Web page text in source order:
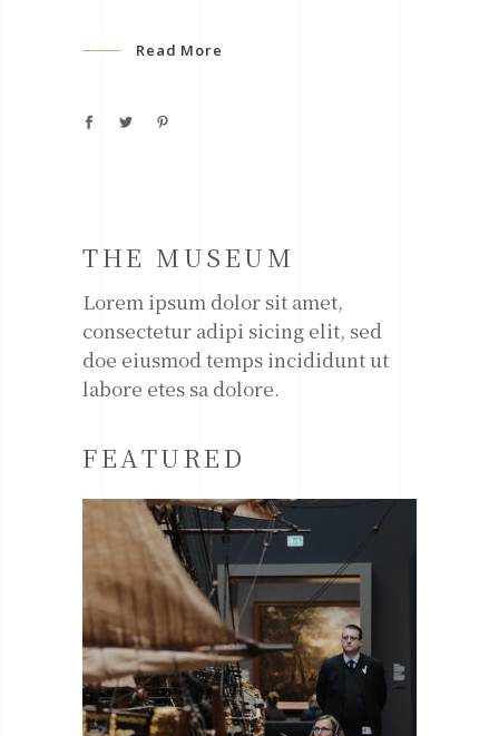
Read More
THE MUSEUM
Lorem ipsum dolor sit amet,
consectetur adipi sicing elit, sed
doe eiusmod temps incididunt ut
labore etes sa dolore.
FEATURED